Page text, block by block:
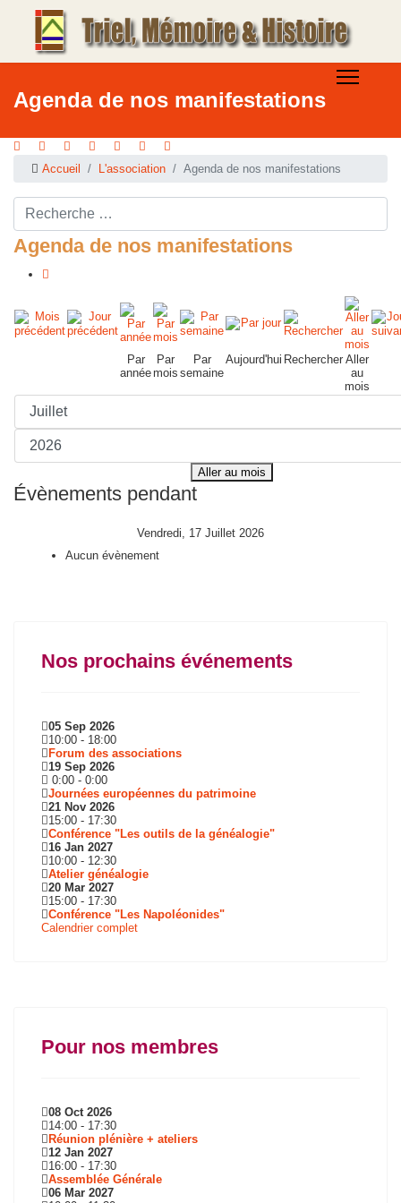
Agenda de nos manifestations
Accueil L'association Agenda de nos manifestations
Rechercher ...
Agenda de nos manifestations
Par
année
Par
mois
Par
semaine
Aujourd'hui Rechercher Aller
au
mois
Aller au mois
Évènements pendant
Vendredi, 17 Juillet 2026
Aucun évènement
Nos prochains événements
05 Sep 2026
10:00 - 18:00
Forum des associations
19 Sep 2026
0:00 - 0:00
Journées européennes du patrimoine
21 Nov 2026
15:00 - 17:30
Conférence "Les outils de la généalogie"
16 Jan 2027
10:00 - 12:30
Atelier généalogie
20 Mar 2027
15:00 - 17:30
Conférence "Les Napoléonides"
Calendrier complet
Pour nos membres
08 Oct 2026
14:00 - 17:30
Réunion plénière + ateliers
12 Jan 2027
16:00 - 17:30
Assemblée Générale
06 Mar 2027